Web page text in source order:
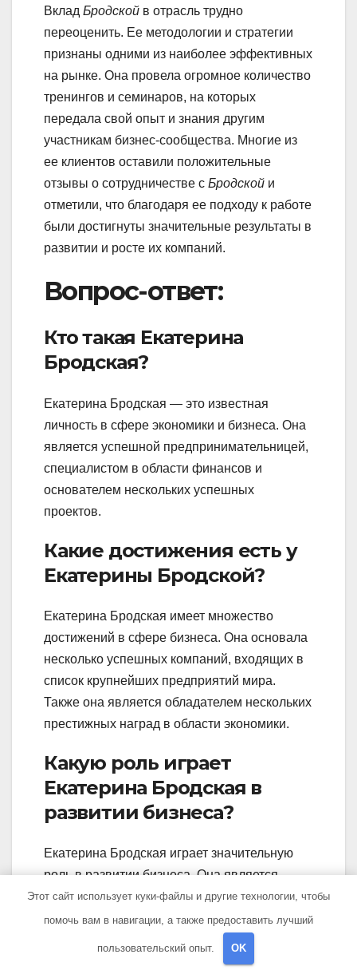
Вклад Бродской в отрасль трудно
переоценить. Ее методологии и стратегии
признаны одними из наиболее эффективных
на рынке. Она провела огромное количество
тренингов и семинаров, на которых
передала свой опыт и знания другим
участникам бизнес-сообщества. Многие из
ее клиентов оставили положительные
отзывы о сотрудничестве с Бродской и
отметили, что благодаря ее подходу к работе
были достигнуты значительные результаты в
развитии и росте их компаний.
Вопрос-ответ:
Кто такая Екатерина
Бродская?
Екатерина Бродская — это известная
личность в сфере экономики и бизнеса. Она
является успешной предпринимательницей,
специалистом в области финансов и
основателем нескольких успешных
проектов.
Какие достижения есть у
Екатерины Бродской?
Екатерина Бродская имеет множество
достижений в сфере бизнеса. Она основала
несколько успешных компаний, входящих в
список крупнейших предприятий мира.
Также она является обладателем нескольких
престижных наград в области экономики.
Какую роль играет
Екатерина Бродская в
развитии бизнеса?
Екатерина Бродская играет значительную
роль в развитии бизнеса. Она является
ярким примером успешной
предпринимательницы и активной
знания помогают другим предпринимателям
Этот сайт использует куки-файлы и другие технологии, чтобы
помочь вам в навигации, а также предоставить лучший
пользовательский опыт. OK